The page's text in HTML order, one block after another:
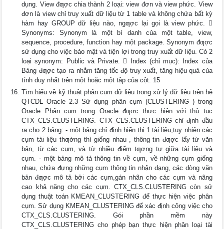
dụng. View đƣợc chia thành 2 loại: view đơn và view phức. View
đơn là view chỉ truy xuất dữ liệu từ 1 table và không chứa bất kỳ
hàm hay GROUP dữ liệu nào, ngƣợc lại gọi là view phức. 
Synonyms: Synonym là một bí danh của một table, view,
sequence, procedure, function hay một package. Synonym đƣợc
sử dụng cho việc bảo mật và tiện lợi trong truy xuất dữ liệu. Có 2
loại synonym: Public và Private.  Index (chỉ mục): Index của
Bảng đƣợc tạo ra nhằm tăng tốc độ truy xuất, tăng hiệu quả của
tính duy nhất trên một hoặc một tập của cột. 15
Tìm hiểu về kỹ thuật phân cụm dữ liệu trong xử lý dữ liệu trên hệ
QTCDL Oracle 2.3 Sử dụng phân cụm (CLUSTERING ) trong
Oracle Phân cụm trong Oracle đƣợc thực hiện với thủ tục
CTX_CLS.CLUSTERING. CTX_CLS.CLUSTERING chỉ định đầu
ra cho 2 bảng: - một bảng chỉ định hiển thị 1 tài liệu,tuy nhiên các
cụm tài liệu thƣờng thì giống nhau , thông tin đƣợc lấy từ văn
bản, từ các cụm, và từ nhiều điểm tƣơng tự giữa tài liệu và
cụm. - một bảng mô tả thông tin về cụm, về những cụm giống
nhau, chứa đựng những cụm thông tin nhận dạng, các dòng văn
bản đƣợc mô tả bởi các cụm,gán nhãn cho các cụm và nâng
cao khả năng cho các cụm. CTX_CLS.CLUSTERING còn sử
dụng thuật toán KMEAN_CLUSTERING để thực hiện việc phân
cụm. Sử dụng KMEAN_CLUSTERING để xác định công việc cho
CTX_CLS.CLUSTERING. Gói phần mềm này
CTX_CLS.CLUSTERING cho phép bạn thực hiện phân loại tài